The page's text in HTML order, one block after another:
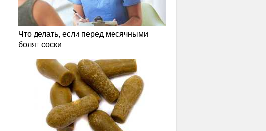
Что делать, если перед месячными
болят соски